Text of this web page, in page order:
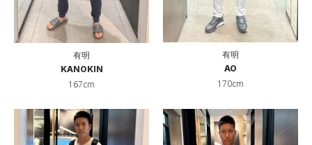
有明
KANOKIN
167cm
有明
AO
170cm